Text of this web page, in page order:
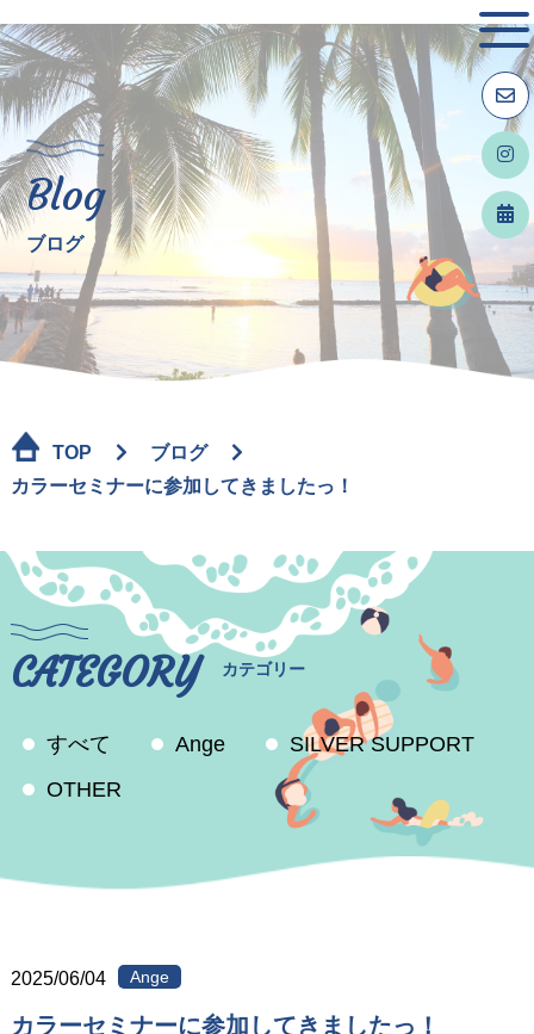
Blog
ブログ
TOP
ブログ
カラーセミナーに参加してきましたっ！
CATEGORY カテゴリー
すべて Ange
SILVER SUPPORT
OTHER
2025/06/04 Ange
カラーセミナーに参加してきましたっ！